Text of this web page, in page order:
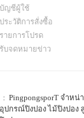
บัญชีผู้ใช้
ประวัติการสั่งซื้อ
รายการโปรด
รับจดหมายข่าว
: PingpongsporT จำหน่
อุปกรณ์ปิงปอง ไม้ปิงปอง